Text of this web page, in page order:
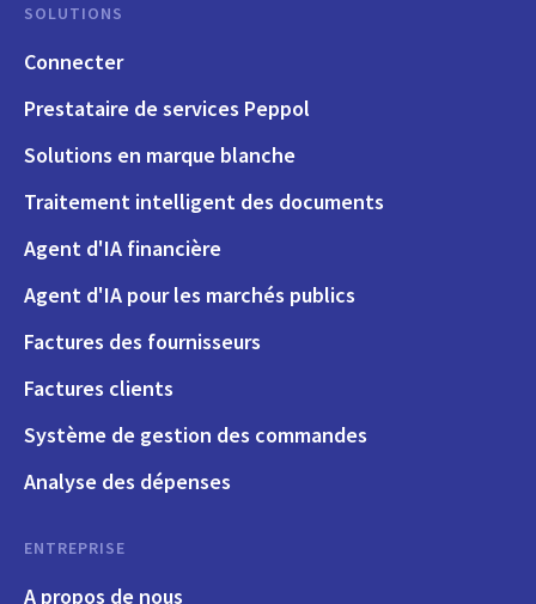
SOLUTIONS
Connecter
Prestataire de services Peppol
Solutions en marque blanche
Traitement intelligent des documents
Agent d'IA financière
Agent d'IA pour les marchés publics
Factures des fournisseurs
Factures clients
Système de gestion des commandes
Analyse des dépenses
ENTREPRISE
A propos de nous